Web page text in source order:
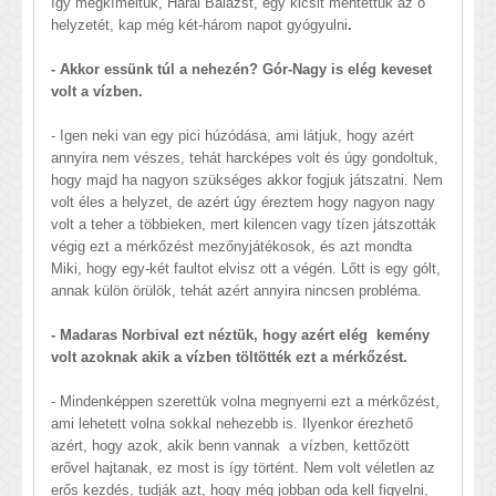
helyzetét, kap még két-három napot gyógyulni.
- Akkor essünk túl a nehezén? Gór-Nagy is elég keveset
volt a vízben.
- Igen neki van egy pici húzódása, ami látjuk, hogy azért
annyira nem vészes, tehát harcképes volt és úgy gondoltuk,
hogy majd ha nagyon szükséges akkor fogjuk játszatni. Nem
volt éles a helyzet, de azért úgy éreztem hogy nagyon nagy
volt a teher a többieken, mert kilencen vagy tízen játszották
végig ezt a mérkőzést mezőnyjátékosok, és azt mondta
Miki, hogy egy-két faultot elvisz ott a végén. Lőtt is egy gólt,
annak külön örülök, tehát azért annyira nincsen probléma.
- Madaras Norbival ezt néztük, hogy azért elég kemény
volt azoknak akik a vízben töltötték ezt a mérkőzést.
- Mindenképpen szerettük volna megnyerni ezt a mérkőzést,
ami lehetett volna sokkal nehezebb is. Ilyenkor érezhető
azért, hogy azok, akik benn vannak a vízben, kettőzött
erővel hajtanak, ez most is így történt. Nem volt véletlen az
erős kezdés, tudják azt, hogy még jobban oda kell figyelni,